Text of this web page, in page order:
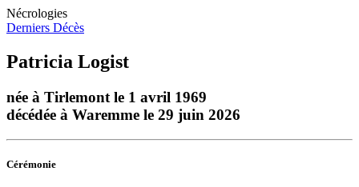
Nécrologies
Derniers Décès
Patricia Logist
née à Tirlemont le 1 avril 1969
décédée à Waremme le 29 juin 2026
Cérémonie